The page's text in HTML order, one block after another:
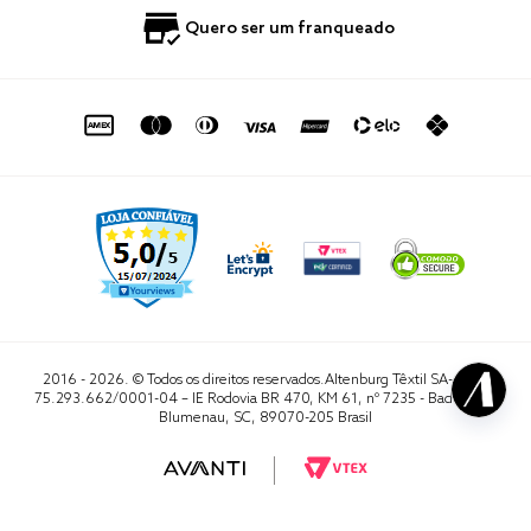
Política de Privacidade
0800 729 1588
sac@altenburg.com.br
Quero ser um franqueado
2016 - 2026. © Todos os direitos reservados.Altenburg Têxtil SA- CNPJ
75.293.662/0001-04 – IE Rodovia BR 470, KM 61, nº 7235 - Badenfurt,
Blumenau, SC, 89070-205 Brasil